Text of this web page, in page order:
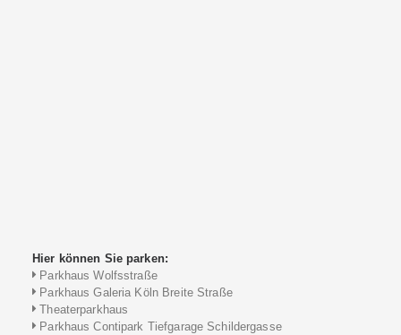
Hier können Sie parken:
Parkhaus Wolfsstraße
Parkhaus Galeria Köln Breite Straße
Theaterparkhaus
Parkhaus Contipark Tiefgarage Schildergasse